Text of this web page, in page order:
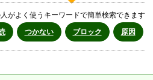
がよく使うキーワードで簡単検索できます
つかない ブロック 原因